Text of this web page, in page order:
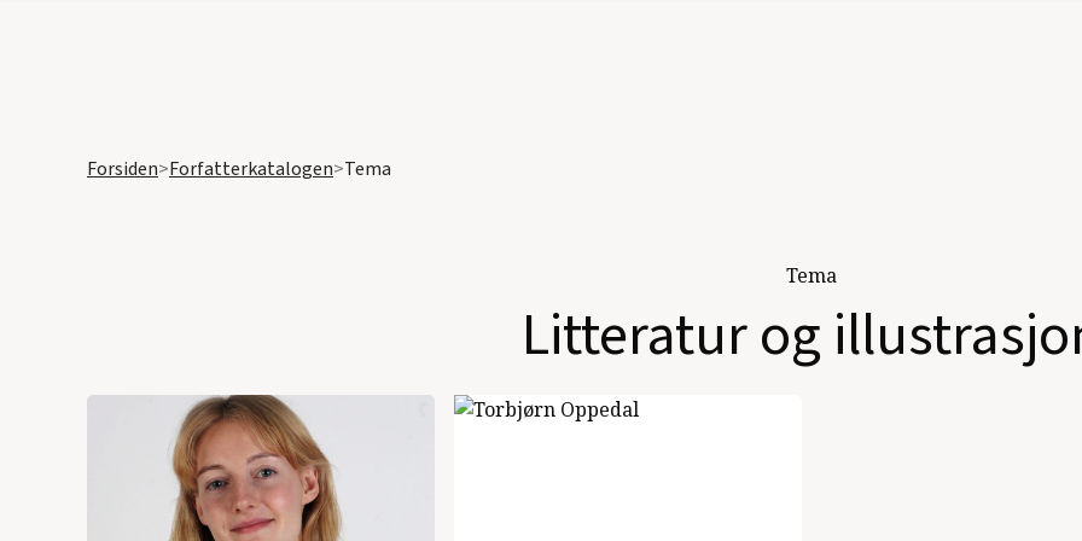
Forsiden>Forfatterkatalogen>Tema
Tema
Litteratur og